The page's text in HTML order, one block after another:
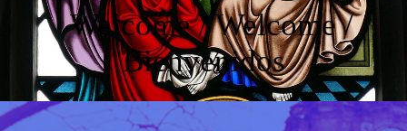
Welcome / Welcome /
Bienvenidos